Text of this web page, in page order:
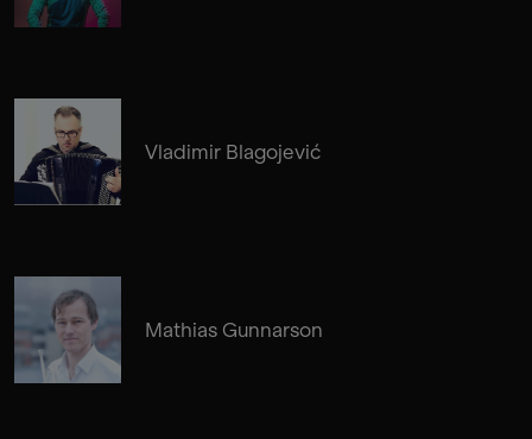
Vladimir Blagojević
Mathias Gunnarson